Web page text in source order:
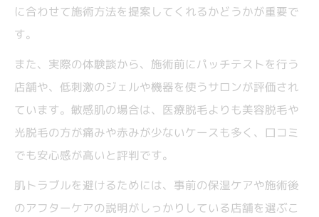
に合わせて施術方法を提案してくれるかどうかが重要で
す。
また、実際の体験談から、施術前にパッチテストを行う
店舗や、低刺激のジェルや機器を使うサロンが評価され
ています。敏感肌の場合は、医療脱毛よりも美容脱毛や
光脱毛の方が痛みや赤みが少ないケースも多く、口コミ
でも安心感が高いと評判です。
肌トラブルを避けるためには、事前の保湿ケアや施術後
のアフターケアの説明がしっかりしている店舗を選ぶこ